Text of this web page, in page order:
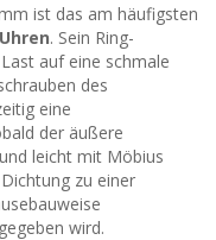
ist das am häufigsten
Uhren. Sein Ring-
auf eine schmale
des
eine
der äußere
leicht mit Möbius
zu einer
wird.